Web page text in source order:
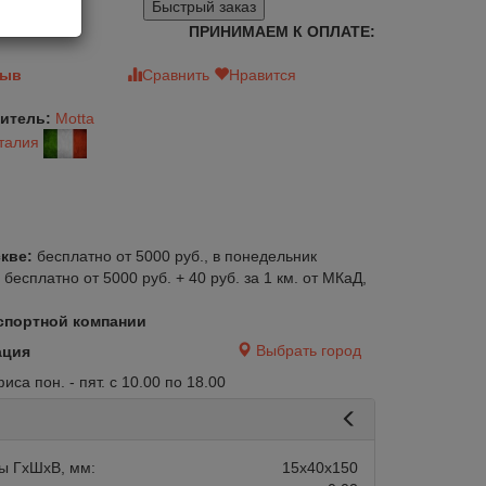
Быстрый заказ
ПРИНИМАЕМ К ОПЛАТЕ:
Сравнить
Нравится
Motta
бесплатно от 5000 руб., в понедельник
бесплатно от 5000 руб. + 40 руб. за 1 км. от МКаД,
компании
Выбрать город
пон. - пят. с 10.00 по 18.00
ГхШхВ, мм:
15х40х150